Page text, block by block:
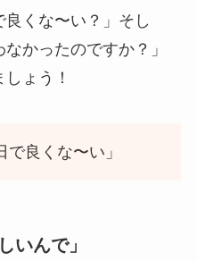
くな〜い？」そし
かったのですか？」
ょう！
で良くな〜い」
いんで」